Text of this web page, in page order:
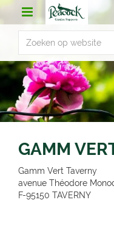
r
n
t
GAMM
Gamm Vert Taverny
avenue Théodore
F-95150 TAVERNY